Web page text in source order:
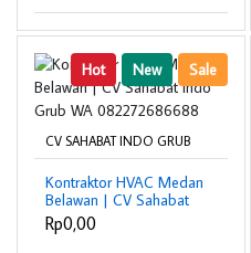
Hot New Sale
CV SAHABAT INDO GRUB
Kontraktor HVAC Medan
Belawan | CV Sahabat
Indo Grub WA
082272686688
Rp0,00